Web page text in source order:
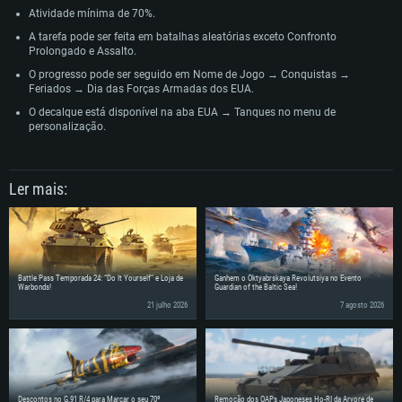
Disco: 60,2 GB
Atividade mínima de 70%.
A tarefa pode ser feita em batalhas aleatórias exceto Confronto
Prolongado e Assalto.
O progresso pode ser seguido em Nome de Jogo → Conquistas →
Feriados → Dia das Forças Armadas dos EUA.
O decalque está disponível na aba EUA → Tanques no menu de
personalização.
Ler mais:
Battle Pass Temporada 24: “Do It Yourself” e Loja de
Warbonds!
21 julho 2026
Ganhem o Oktyabrskaya Revolutsiya no Evento
Guardian of the Baltic Sea!
7 agosto 2026
Descontos no G.91 R/4 para Marcar o seu 70º Remoção dos OAPs Japoneses Ho-RI da Árvore de